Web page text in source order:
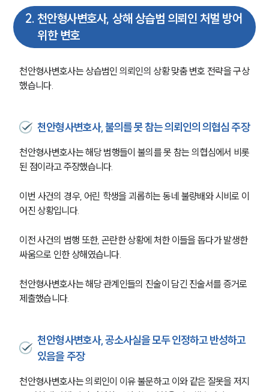
2. 천안형사변호사, 상해 상습범 의뢰인 처벌 방어
위한 변호
천안형사변호사는 상습범인 의뢰인의 상황 맞춤 변호 전략을 구상
했습니다.
천안형사변호사, 불의를 못 참는 의뢰인의 의협심 주장
천안형사변호사는 해당 범행들이 불의를 못 참는 의협심에서 비롯
된 점이라고 주장했습니다.
이번 사건의 경우, 어린 학생을 괴롭히는 동네 불량배와 시비로 이
어진 상황입니다.
이전 사건의 범행 또한, 곤란한 상황에 처한 이들을 돕다가 발생한
싸움으로 인한 상해였습니다.
천안형사변호사는 해당 관계인들의 진술이 담긴 진술서를 증거로
제출했습니다.
천안형사변호사, 공소사실을 모두 인정하고 반성하고
있음을 주장
천안형사변호사는 의뢰인이 이유 불문하고 이와 같은 잘못을 저지